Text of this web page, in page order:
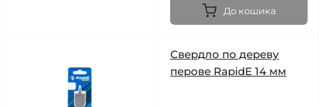
До кошика
Свердло по дереву
перове RapidE 14 мм